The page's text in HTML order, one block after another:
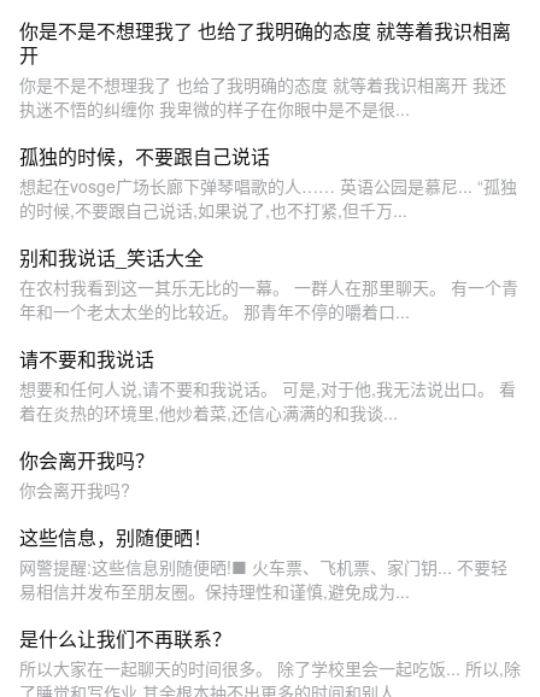
你是不是不想理我了 也给了我明确的态度 就等着我识相离
开
你是不是不想理我了 也给了我明确的态度 就等着我识相离开 我还
执迷不悟的纠缠你 我卑微的样子在你眼中是不是很...
孤独的时候，不要跟自己说话
想起在vosge广场长廊下弹琴唱歌的人…… 英语公园是慕尼... “孤独
的时候,不要跟自己说话,如果说了,也不打紧,但千万...
别和我说话_笑话大全
在农村我看到这一其乐无比的一幕。 一群人在那里聊天。 有一个青
年和一个老太太坐的比较近。 那青年不停的嚼着口...
请不要和我说话
想要和任何人说,请不要和我说话。 可是,对于他,我无法说出口。 看
着在炎热的环境里,他炒着菜,还信心满满的和我谈...
你会离开我吗？
你会离开我吗?
这些信息，别随便晒！
网警提醒:这些信息别随便晒!■ 火车票、飞机票、家门钥... 不要轻
易相信并发布至朋友圈。保持理性和谨慎,避免成为...
是什么让我们不再联系？
所以大家在一起聊天的时间很多。 除了学校里会一起吃饭... 所以,除